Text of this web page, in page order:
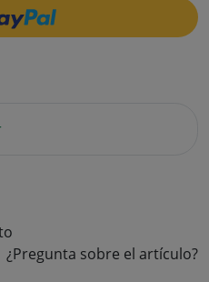
¿Pregunta sobre el artículo?